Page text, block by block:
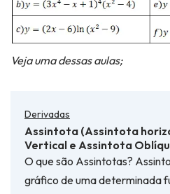
Veja uma dessas aulas;
Derivadas
Assintota (Assintota
Vertical e Assintota
O que são Assintotas?
gráfico de uma determinada